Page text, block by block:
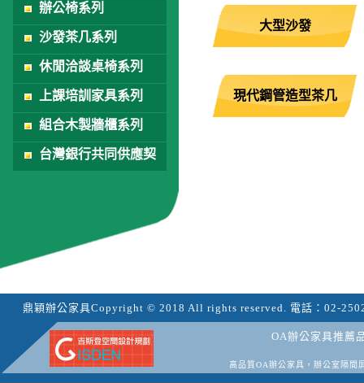
辦公椅系列
沙發茶几系列
休閒洽談桌椅系列
上課培訓家具系列
組合木製牆櫃系列
台灣銀行共同供應契
大型沙發
現代鋼管造型茶几
鼎穎辦公家具Copyright © 2018 All rights reserved. 電話： 02-
OA辦公家具推薦
高品質OA辦公家具，辦公室隔間